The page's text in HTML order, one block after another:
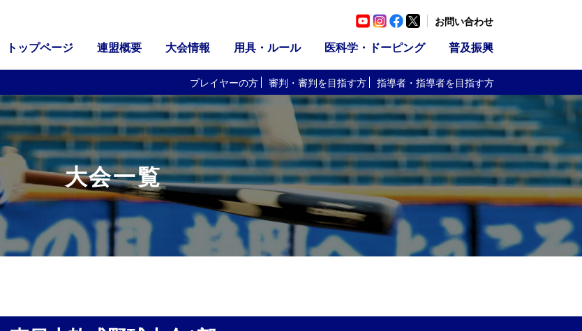
トップページ 連盟概要 大会情報 用具・ルール 医科学・ドーピング 普及振興
お問い合わせ
プレイヤーの方 審判・審判を目指す方 指導者・指導者を目指す方
大会一覧